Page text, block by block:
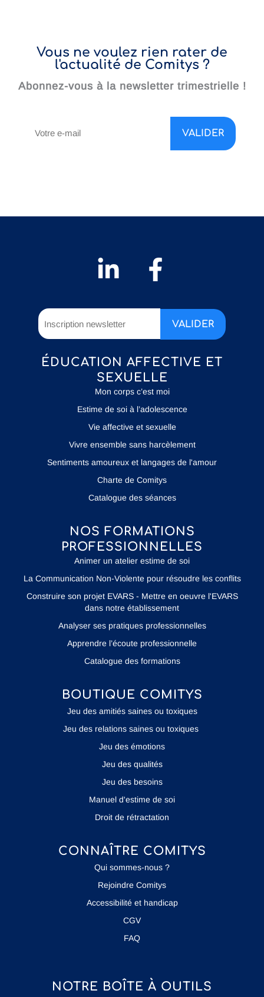
Vous ne voulez rien rater de
l'actualité de Comitys ?
Abonnez-vous à la newsletter trimestrielle !
ÉDUCATION AFFECTIVE ET
SEXUELLE
Mon corps c’est moi
Estime de soi à l’adolescence
Vie affective et sexuelle
Vivre ensemble sans harcèlement
Sentiments amoureux et langages de l'amour
Charte de Comitys
Catalogue des séances
NOS FORMATIONS
PROFESSIONNELLES
Animer un atelier estime de soi
La Communication Non-Violente pour résoudre les conflits
Construire son projet EVARS - Mettre en oeuvre l'EVARS
dans notre établissement
Analyser ses pratiques professionnelles
Apprendre l’écoute professionnelle
Catalogue des formations
BOUTIQUE COMITYS
Jeu des amitiés saines ou toxiques
Jeu des relations saines ou toxiques
Jeu des émotions
Jeu des qualités
Jeu des besoins
Manuel d'estime de soi
Droit de rétractation
CONNAÎTRE COMITYS
Qui sommes-nous ?
Rejoindre Comitys
Accessibilité et handicap
CGV
FAQ
NOTRE BOÎTE À OUTILS